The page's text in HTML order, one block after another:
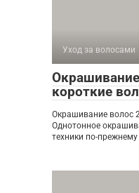
Уход за волосами
короткие
Окрашивание волос
Однотонное
техники по-прежнему